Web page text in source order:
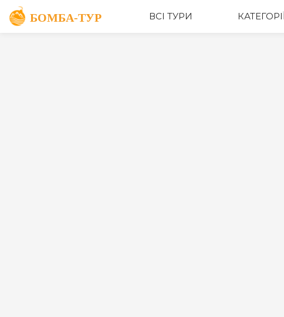
ВСІ ТУРИ
Пошук турів